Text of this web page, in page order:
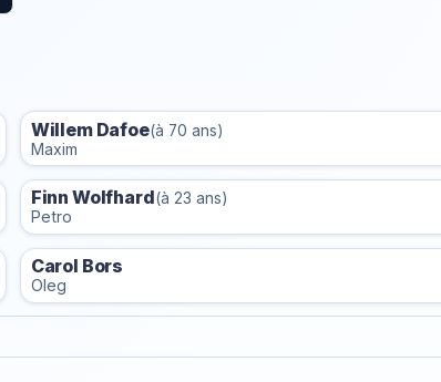
Willem Dafoe(à 70 ans)
Maxim
Finn Wolfhard(à 23 ans)
Petro
Carol Bors
Oleg